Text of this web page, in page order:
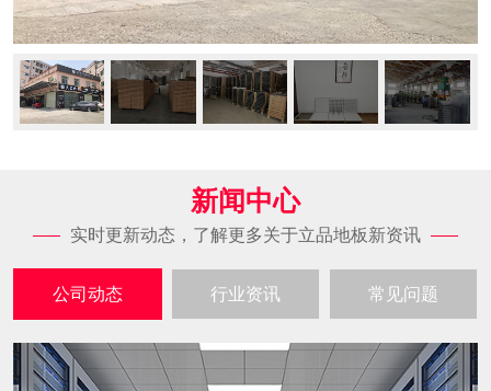
新闻中心
实时更新动态，了解更多关于立品地板新资讯
公司动态 行业资讯 常见问题